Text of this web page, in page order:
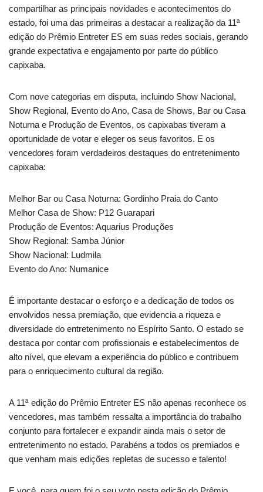
compartilhar as principais novidades e acontecimentos do
estado, foi uma das primeiras a destacar a realização da 11ª
edição do Prêmio Entreter ES em suas redes sociais, gerando
grande expectativa e engajamento por parte do público
capixaba.
Com nove categorias em disputa, incluindo Show Nacional,
Show Regional, Evento do Ano, Casa de Shows, Bar ou Casa
Noturna e Produção de Eventos, os capixabas tiveram a
oportunidade de votar e eleger os seus favoritos. E os
vencedores foram verdadeiros destaques do entretenimento
capixaba:
Melhor Bar ou Casa Noturna: Gordinho Praia do Canto
Melhor Casa de Show: P12 Guarapari
Produção de Eventos: Aquarius Produções
Show Regional: Samba Júnior
Show Nacional: Ludmila
Evento do Ano: Numanice
É importante destacar o esforço e a dedicação de todos os
envolvidos nessa premiação, que evidencia a riqueza e
diversidade do entretenimento no Espírito Santo. O estado se
destaca por contar com profissionais e estabelecimentos de
alto nível, que elevam a experiência do público e contribuem
para o enriquecimento cultural da região.
A 11ª edição do Prêmio Entreter ES não apenas reconhece os
vencedores, mas também ressalta a importância do trabalho
conjunto para fortalecer e expandir ainda mais o setor de
entretenimento no estado. Parabéns a todos os premiados e
que venham mais edições repletas de sucesso e talento!